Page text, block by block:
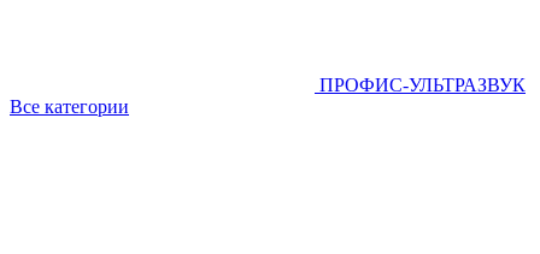
ПРОФИС-УЛЬТРАЗВУК
Все категории